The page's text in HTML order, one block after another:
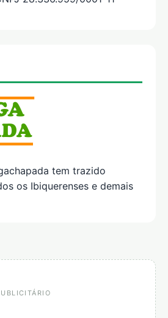
tem trazido
os Ibiquerenses e demais